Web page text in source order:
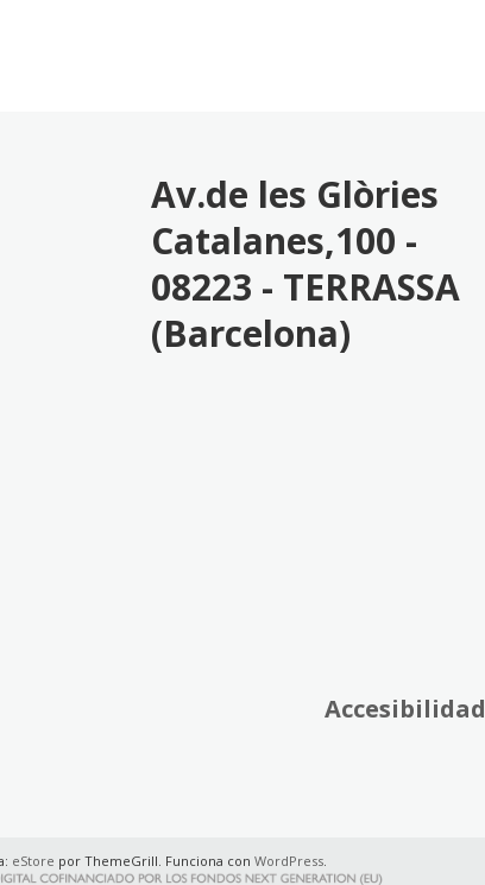
Av.de les Glòries
Catalanes,100 -
08223 - TERRASSA
(Barcelona)
Accesibilidad
eStore por ThemeGrill. Funciona con WordPress